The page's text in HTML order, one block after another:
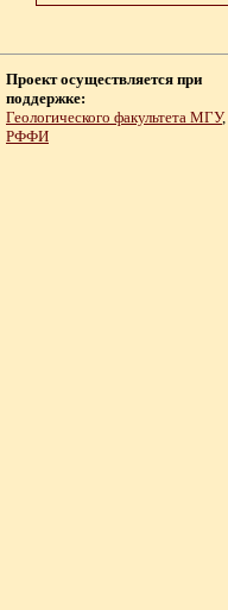
Проект осуществляется при
поддержке:
Геологического факультета МГУ,
РФФИ